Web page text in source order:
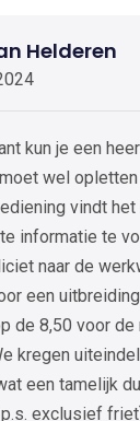
Helderen
kun je een
wel
vindt
informatie te
naar de
een
de 8,50 voor de
kregen
een tamelijk
exclusief